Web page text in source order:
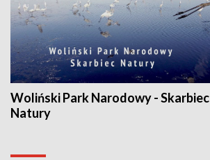
Woliński Park Narodowy - Skarbiec
Natury